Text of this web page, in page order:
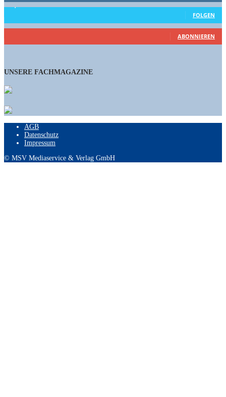
15,658 Follower
FOLGEN
460 Abonnenten
ABONNIEREN
UNSERE FACHMAGAZINE
AGB
Datenschutz
Impressum
© MSV Mediaservice & Verlag GmbH